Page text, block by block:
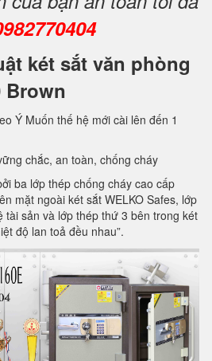
két sắt văn phòng
Brown
Ý Muốn thế hệ mới cài lên đến 1
chắc, an toàn, chống cháy
ba lớp thép chống cháy cao cấp
mặt ngoài két sắt WELKO Safes, lớp
tài sản và lớp thép thứ 3 bên trong két
độ lan toả đều nhau”.